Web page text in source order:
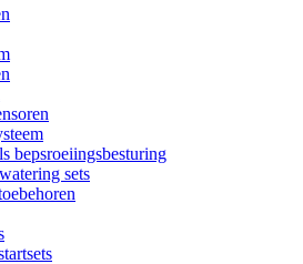
bepsroeiingsbesturing
sets